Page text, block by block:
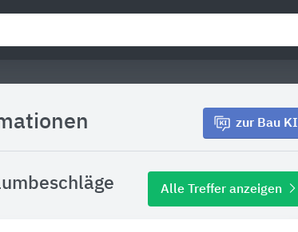
zur Bau KI
Alle Treffer anzeigen